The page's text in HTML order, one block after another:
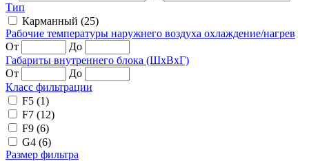
Тип
Карманный (25)
Рабочие температуры наружнего воздуха охлаждение/нагрев
От
До
Габариты внутреннего блока (ШхВхГ)
От
До
Класс фильтрации
F5 (1)
F7 (12)
F9 (6)
G4 (6)
Размер фильтра